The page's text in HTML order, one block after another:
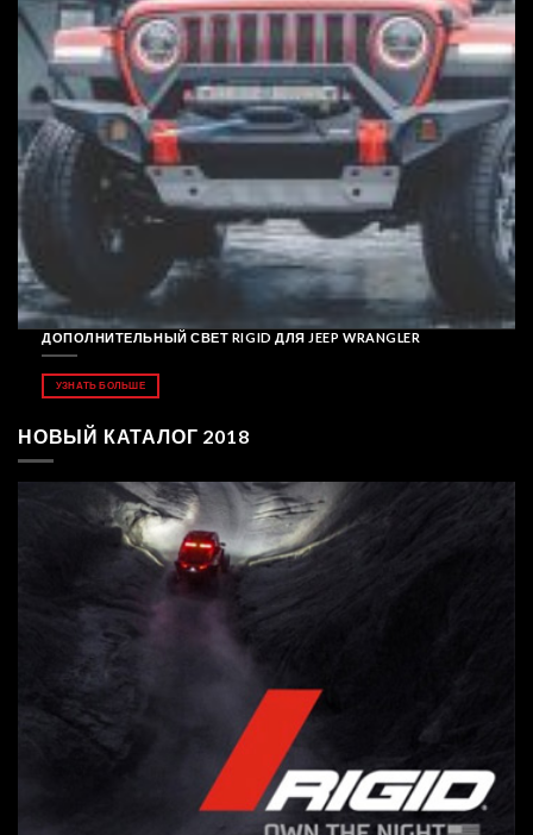
ДОПОЛНИТЕЛЬНЫЙ СВЕТ RIGID ДЛЯ JEEP WRANGLER
УЗНАТЬ БОЛЬШЕ
НОВЫЙ КАТАЛОГ 2018